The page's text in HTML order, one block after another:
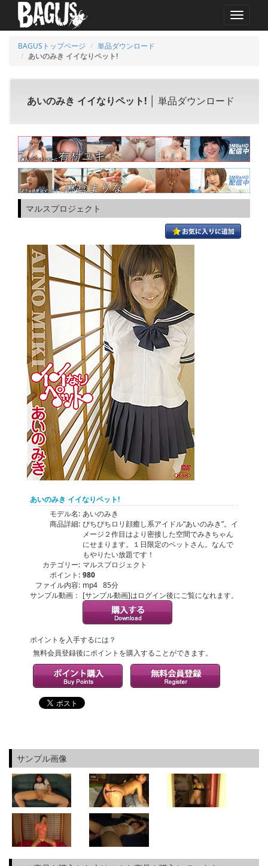
MENU
BAGUSトップページ
単品ダウンロード
あいのみき イイなりペット!
あいのみき イイなりペット! │ 単品ダウンロード
マルスプロジェクト
あいのみき イイなりペット!
モデル名: あいのみき
商品詳細: ぴちぴちロリ顔癒し系アイドル“あいのみき”。イ
メージ２作目はより密接した空間でみきちゃん
にせまります。１日限定のペットさん。なんで
もやりたい放題です！
カテゴリー: マルスプロジェクト
ポイント: 980
ファイル内容: mp4 85分
サンプル動画： [サンプル動画]はログイン後にご覧になれます。
ポイントを入手するには？
無料会員登録後にポイントを購入することができます。
サンプル画像